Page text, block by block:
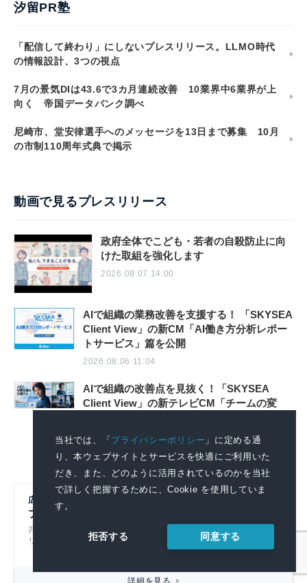
当社では、「プライバシーポリシー 」に定める通
り、本ウェブサイトとサービスを快適にご利用いた
だき、また、どのように活用されているのかを当社
で詳しく把握するために、Cookie を使用していま
す。
拒否する 同意する
汐留PR塾
「配信して終わり」にしないプレスリリース。LLMO時代
の情報設計、3つの視点
7月の景気DIは43.6で3カ月連続改善 10業界中6業界が上
向く 帝国データバンク調べ
尼崎市、堂安律選手へのメッセージを13日まで募集 10月
の市制110周年式典で掲示
動画で見るプレスリリース
政府全体でこども・若者の自殺防止に向
けた取組を強化します
2026.08.07 14:00
AIで組織の業務改善を支援する！ 「SKYSEA
Client View」の新CM「AI働き方分析レポー
トサービス」篇を公開
2026.08.06 11:04
AIで組織の改善点を見抜く！「SKYSEA
Client View」の新テレビCM「チームの変
2026.08.06 11:04
広報初心者のための
プレスリリースの書き方
共同通信社グループのノウハウをもとにプレスリ
リースの基本的なポイントを解説！